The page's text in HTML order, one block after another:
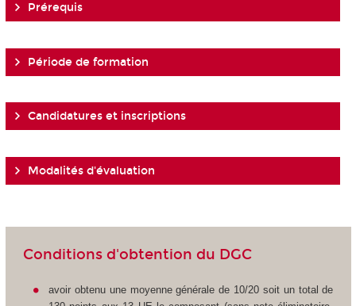
Prérequis
Période de formation
Candidatures et inscriptions
Modalités d'évaluation
Conditions d'obtention du DGC
avoir obtenu une moyenne générale de 10/20 soit un total de